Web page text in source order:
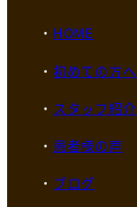
HOME
初めての方へ
スタッフ紹介
患者様の声
ブログ